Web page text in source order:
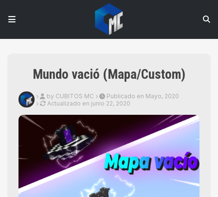
Mundo vació (Mapa/Custom)
by CUBITOS MC
Publicado en Mayo, 2020
Actualizado en junio 22, 2020